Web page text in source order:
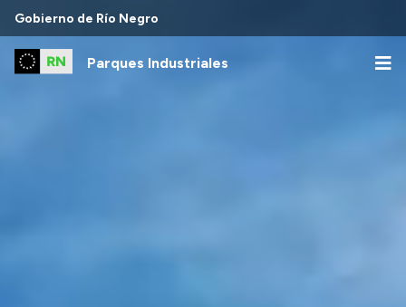
Gobierno de Río Negro
Parques Industriales